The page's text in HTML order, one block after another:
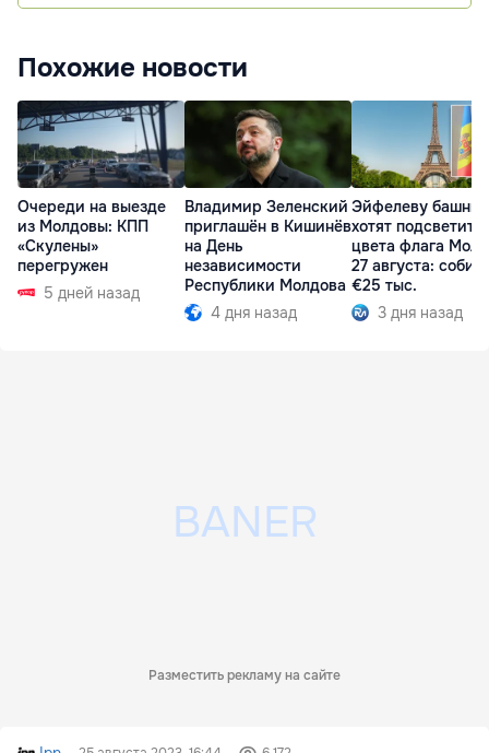
Похожие новости
Очереди на выезде
из Молдовы: КПП
«Скулены»
перегружен
5 дней назад
Владимир Зеленский
приглашён в Кишинёв
на День
независимости
Республики Молдова
4 дня назад
Эйфелеву башню
хотят подсветить
цвета флага
27 августа:
€25 тыс.
3 дня назад
Разместить рекламу на сайте